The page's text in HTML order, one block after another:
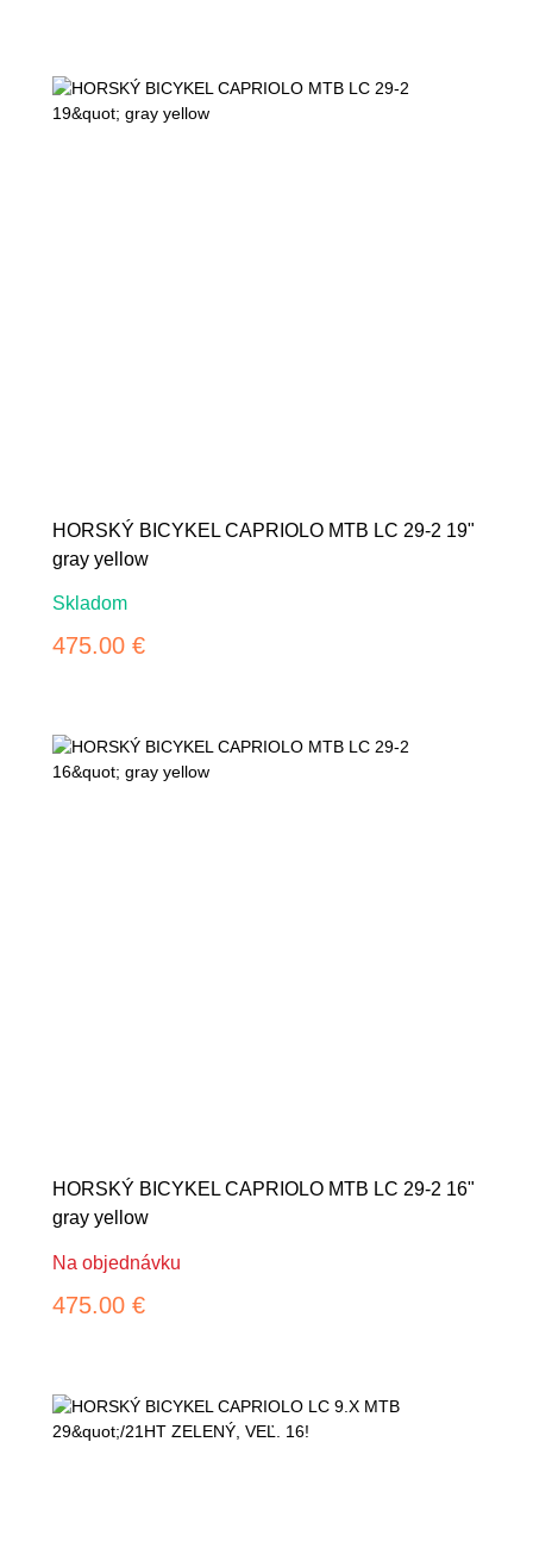
HORSKÝ BICYKEL CAPRIOLO MTB LC 29-2 19"
gray yellow
Skladom
475.00 €
HORSKÝ BICYKEL CAPRIOLO MTB LC 29-2 16"
gray yellow
Na objednávku
475.00 €